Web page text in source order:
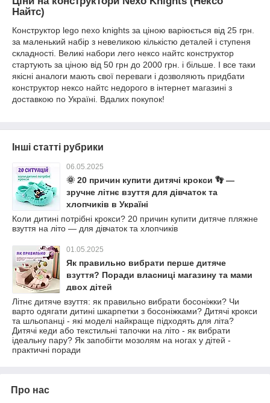
Найтс)
Конструктор lego nexo knights за ціною варіюється від 25 грн.
за маленький набір з невеликою кількістю деталей і ступеня
складності. Великі набори лего нексо найтс конструктор
стартують за ціною від 50 грн до 2000 грн. і більше. І все таки
якісні аналоги мають свої переваги і дозволяють придбати
конструктор нексо найтс недорого в інтернет магазині з
доставкою по Україні. Вдалих покупок!
Інші статті рубрики
06.05.2025
🌞 20 причин купити дитячі крокси 👣 —
зручне літнє взуття для дівчаток та
хлопчиків в Україні
Коли дитині потрібні крокси? 20 причин купити дитяче пляжне
взуття на літо — для дівчаток та хлопчиків
01.05.2025
Як правильно вибрати перше дитяче
взуття? Поради власниці магазину та мами
двох дітей
Літнє дитяче взуття: як правильно вибрати босоніжки? Чи
варто одягати дитині шкарпетки з босоніжками? Дитячі крокси
та шльопанці - які моделі найкраще підходять для літа?
Дитячі кеди або текстильні тапочки на літо - як вибрати
ідеальну пару? Як запобігти мозолям на ногах у дітей -
практичні поради
Про нас